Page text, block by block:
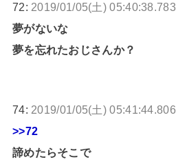
72: 2019/01/05(土) 05:40:38.783
夢がないな
夢を忘れたおじさんか？
74: 2019/01/05(土) 05:41:44.806
>>72
諦めたらそこで